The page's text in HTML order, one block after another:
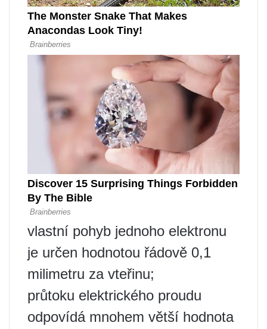
vlastní pohyb jednoho elektronu
je určen hodnotou řádově 0,1
milimetru za vteřinu;
průtoku elektrického proudu
odpovídá mnohem větší hodnota